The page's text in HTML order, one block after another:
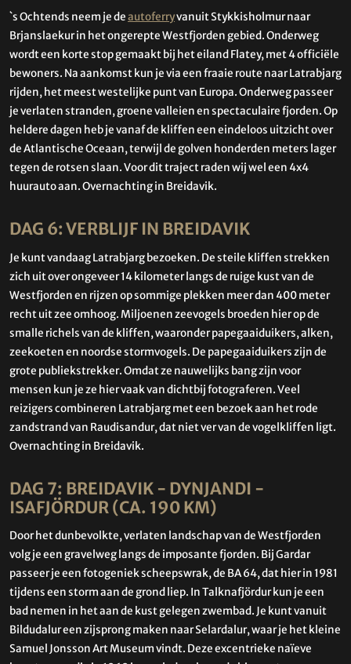
`s Ochtends neem je deautoferryvanuit Stykkisholmur naar
Brjanslaekur in het ongerepte Westfjorden gebied. Onderweg
wordt een korte stop gemaakt bij het eiland Flatey, met 4 officiële
bewoners. Na aankomst kun je via een fraaie route naar Latrabjarg
rijden, het meest westelijke punt van Europa. Onderweg passeer
je verlaten stranden, groene valleien en spectaculaire fjorden. Op
heldere dagen heb je vanaf de kliffen een eindeloos uitzicht over
de Atlantische Oceaan, terwijl de golven honderden meters lager
tegen de rotsen slaan. Voor dit traject raden wij wel een 4x4
huurauto aan. Overnachting in Breidavik.
DAG 6: VERBLIJF IN BREIDAVIK
Je kunt vandaag Latrabjarg bezoeken. De steile kliffen strekken
zich uit over ongeveer 14 kilometer langs de ruige kust van de
Westfjorden en rijzen op sommige plekken meer dan 400 meter
recht uit zee omhoog. Miljoenen zeevogels broeden hier op de
smalle richels van de kliffen, waaronder papegaaiduikers, alken,
zeekoeten en noordse stormvogels. De papegaaiduikers zijn de
grote publiekstrekker. Omdat ze nauwelijks bang zijn voor
mensen kun je ze hier vaak van dichtbij fotograferen. Veel
reizigers combineren Latrabjarg met een bezoek aan het rode
zandstrand van Raudisandur, dat niet ver van de vogelkliffen ligt.
Overnachting in Breidavik.
DAG 7: BREIDAVIK - DYNJANDI -
ISAFJÖRDUR (CA. 190 KM)
Door het dunbevolkte, verlaten landschap van de Westfjorden
volg je een gravelweg langs de imposante fjorden. Bij Gardar
passeer je een fotogeniek scheepswrak, de BA 64, dat hier in 1981
tijdens een storm aan de grond liep. In Talknafjördur kun je een
bad nemen in het aan de kust gelegen zwembad. Je kunt vanuit
Bildudalur een zijsprong maken naar Selardalur, waar je het kleine
Samuel Jonsson Art Museum vindt. Deze excentrieke naïeve